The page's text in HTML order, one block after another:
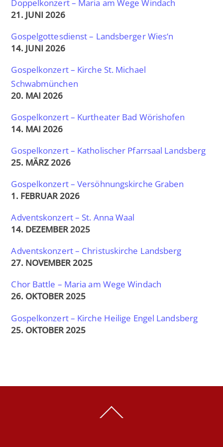
Doppelkonzert – Maria am Wege Windach
21. JUNI 2026
Gospelgottesdienst – Landsberger Wies‘n
14. JUNI 2026
Gospelkonzert – Kirche St. Michael
Schwabmünchen
20. MAI 2026
Gospelkonzert – Kurtheater Bad Wörishofen
14. MAI 2026
Gospelkonzert – Katholischer Pfarrsaal Landsberg
25. MÄRZ 2026
Gospelkonzert – Versöhnungskirche Graben
1. FEBRUAR 2026
Adventskonzert – St. Anna Waal
14. DEZEMBER 2025
Adventskonzert – Christuskirche Landsberg
27. NOVEMBER 2025
Chor Battle – Maria am Wege Windach
26. OKTOBER 2025
Gospelkonzert – Kirche Heilige Engel Landsberg
25. OKTOBER 2025
To